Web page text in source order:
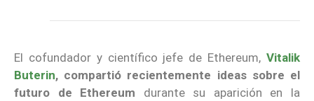
El cofundador y científico jefe de Ethereum, Vitalik
Buterin, compartió recientemente ideas sobre el
futuro de Ethereum durante su aparición en la